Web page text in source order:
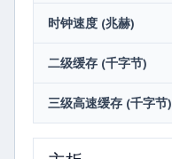
时钟速度 (兆赫)
二级缓存 (千字节)
三级高速缓存 (千字节)